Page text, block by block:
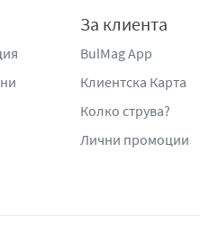
За клиента
BulMag App
Клиентска Карта
Колко струва?
Лични промоции